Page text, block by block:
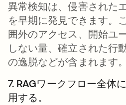
異常検知は、侵害された
を早期に発見できます。
囲外のアクセス、開始ユ
しない量、確立された行
の逸脱などが含まれます。
7. RAGワークフロー全体
用する。